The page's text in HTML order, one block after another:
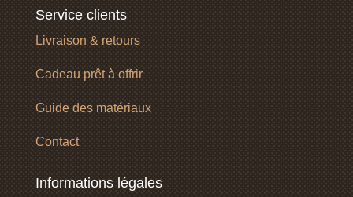
Service clients
Livraison & retours
Cadeau prêt à offrir
Guide des matériaux
Contact
Informations légales